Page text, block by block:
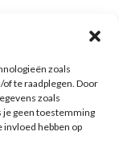
zoals
te raadplegen. Door
zoals
je geen toestemming
hebben op